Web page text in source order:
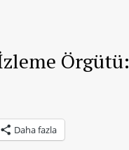
Örgütü:
Daha fazla